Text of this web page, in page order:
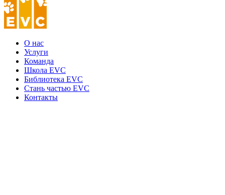
О нас
Услуги
Команда
Школа EVC
Библиотека EVC
Стань частью EVC
Контакты